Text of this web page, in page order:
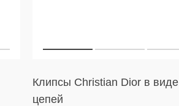
Клипсы Christian Dior в виде
цепей